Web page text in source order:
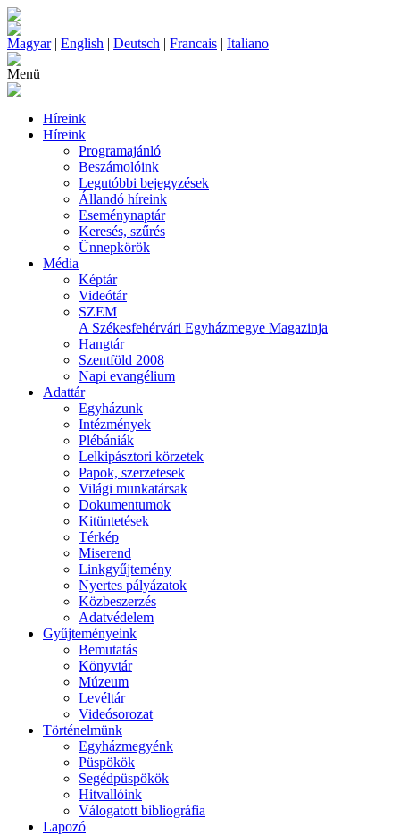
Magyar| English | Deutsch | Francais | Italiano
Menü
Híreink
Híreink
Programajánló
Beszámolóink
Legutóbbi bejegyzések
Állandó híreink
Eseménynaptár
Keresés, szűrés
Ünnepkörök
Média
Képtár
Videótár
SZEM
A Székesfehérvári Egyházmegye Magazinja
Hangtár
Szentföld 2008
Napi evangélium
Adattár
Egyházunk
Intézmények
Plébániák
Lelkipásztori körzetek
Papok, szerzetesek
Világi munkatársak
Dokumentumok
Kitüntetések
Térkép
Miserend
Linkgyűjtemény
Nyertes pályázatok
Közbeszerzés
Adatvédelem
Gyűjteményeink
Bemutatás
Könyvtár
Múzeum
Levéltár
Videósorozat
Történelmünk
Egyházmegyénk
Püspökök
Segédpüspökök
Hitvallóink
Válogatott bibliográfia
Lapozó